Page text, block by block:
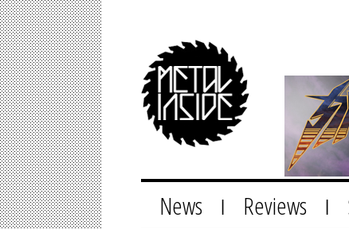
News Reviews